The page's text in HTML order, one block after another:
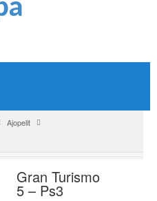
Ajopelit
Gran Turismo
5 – Ps3